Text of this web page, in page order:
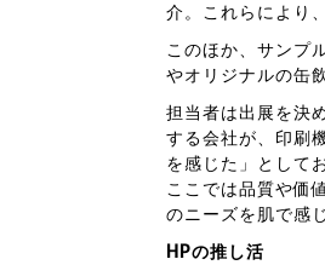
介。これらにより
このほか、サンプ
やオリジナルの缶
担当者は出展を決
する会社が、印刷
を感じた」として
ここでは品質や価
のニーズを肌で感
HPの推し活